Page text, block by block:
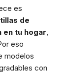
es
de
en tu hogar,
eso
modelos
con